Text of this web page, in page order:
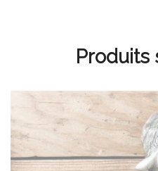
Produits